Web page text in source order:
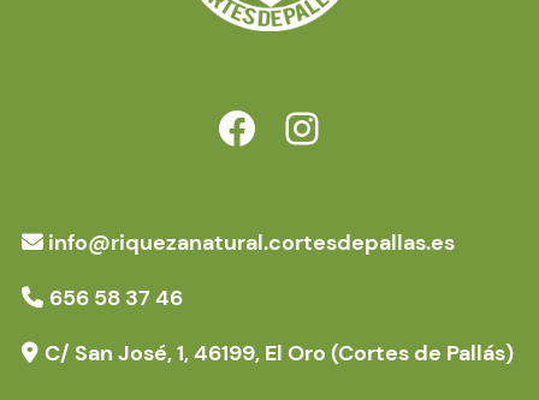
https://www.facebook.com/riquezanatural.cortesdepallas.es https://www.instagram.com/proyectoriqueza/
info@riquezanatural.cortesdepallas.es
656 58 37 46
C/ San José, 1, 46199, El Oro (Cortes de Pallás)